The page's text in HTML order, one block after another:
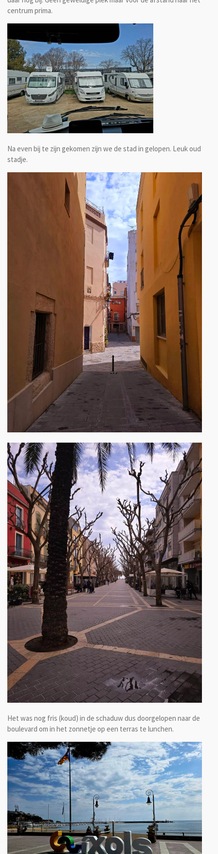
centrum prima.
Na even bij te zijn gekomen zijn we de stad in gelopen. Leuk oud
stadje.
Het was nog fris (koud) in de schaduw dus doorgelopen naar de
boulevard om in het zonnetje op een terras te lunchen.